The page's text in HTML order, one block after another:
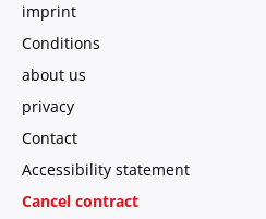
imprint
Conditions
about us
privacy
Contact
Accessibility statement
Cancel contract